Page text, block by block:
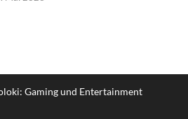
Gaming und Entertainment